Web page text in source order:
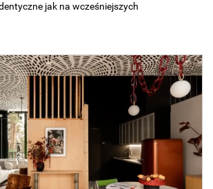
jak na wcześniejszych